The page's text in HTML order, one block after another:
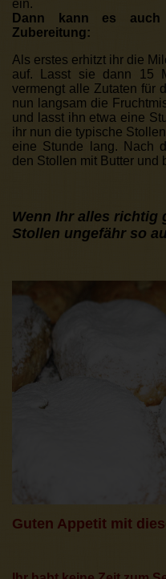
ein.
Dann kann es
Zubereitung:
Als erstes erhitzt ihr die
auf. Lasst sie dann 15
vermengt alle Zutaten für
nun langsam die
und lasst ihn etwa eine
ihr nun die typische
eine Stunde lang. Nach
den Stollen mit Butter und
Wenn Ihr alles richtig
Stollen ungefähr so
Guten Appetit mit